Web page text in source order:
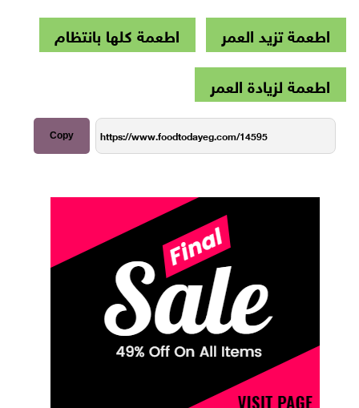
اطعمة تزيد العمر
اطعمة كلها بانتظام
اطعمة لزيادة العمر
Copy